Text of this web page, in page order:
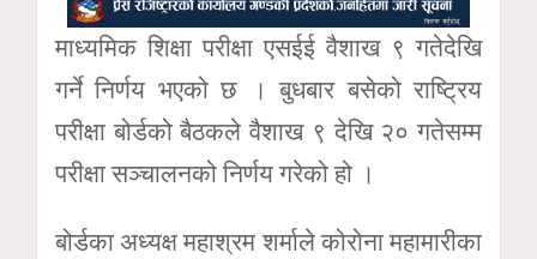
माध्यमिक शिक्षा परीक्षा एसईई वैशाख ९ गतेदेखि
गर्ने निर्णय भएको छ । बुधबार बसेको राष्ट्रिय
परीक्षा बोर्डको बैठकले वैशाख ९ देखि २० गतेसम्म
परीक्षा सञ्चालनको निर्णय गरेको हो ।
बोर्डका अध्यक्ष महाश्रम शर्माले कोरोना महामारीका